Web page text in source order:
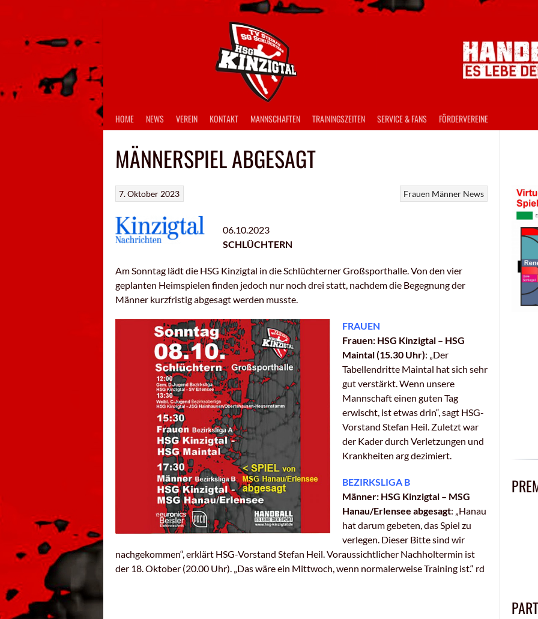
Inhalt
HOME NEWS VEREIN KONTAKT MANNSCHAFTEN TRAININGSZEITEN SERVICE & FANS FÖRDERVEREINE
MÄNNERSPIEL ABGESAGT
Frauen Männer News
7. Oktober 2023
06.10.2023
SCHLÜCHTERN
Am Sonntag lädt die HSG Kinzigtal in die Schlüchterner Großsporthalle. Von den vier
geplanten Heimspielen finden jedoch nur noch drei statt, nachdem die Begegnung der
Männer kurzfristig abgesagt werden musste.
FRAUEN
Frauen: HSG Kinzigtal – HSG
Maintal (15.30 Uhr): „Der
Tabellendritte Maintal hat sich sehr
gut verstärkt. Wenn unsere
Mannschaft einen guten Tag
erwischt, ist etwas drin“, sagt HSG-
Vorstand Stefan Heil. Zuletzt war
der Kader durch Verletzungen und
Krankheiten arg dezimiert.
BEZIRKSLIGA B
Männer: HSG Kinzigtal – MSG
Hanau/Erlensee abgesagt: „Hanau
hat darum gebeten, das Spiel zu
verlegen. Dieser Bitte sind wir
nachgekommen“, erklärt HSG-Vorstand Stefan Heil. Voraussichtlicher Nachholtermin ist
der 18. Oktober (20.00 Uhr). „Das wäre ein Mittwoch, wenn normalerweise Training ist.“ rd